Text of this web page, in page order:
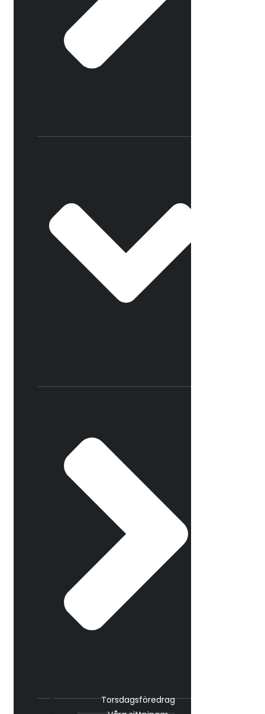
Torsdagsföredrag